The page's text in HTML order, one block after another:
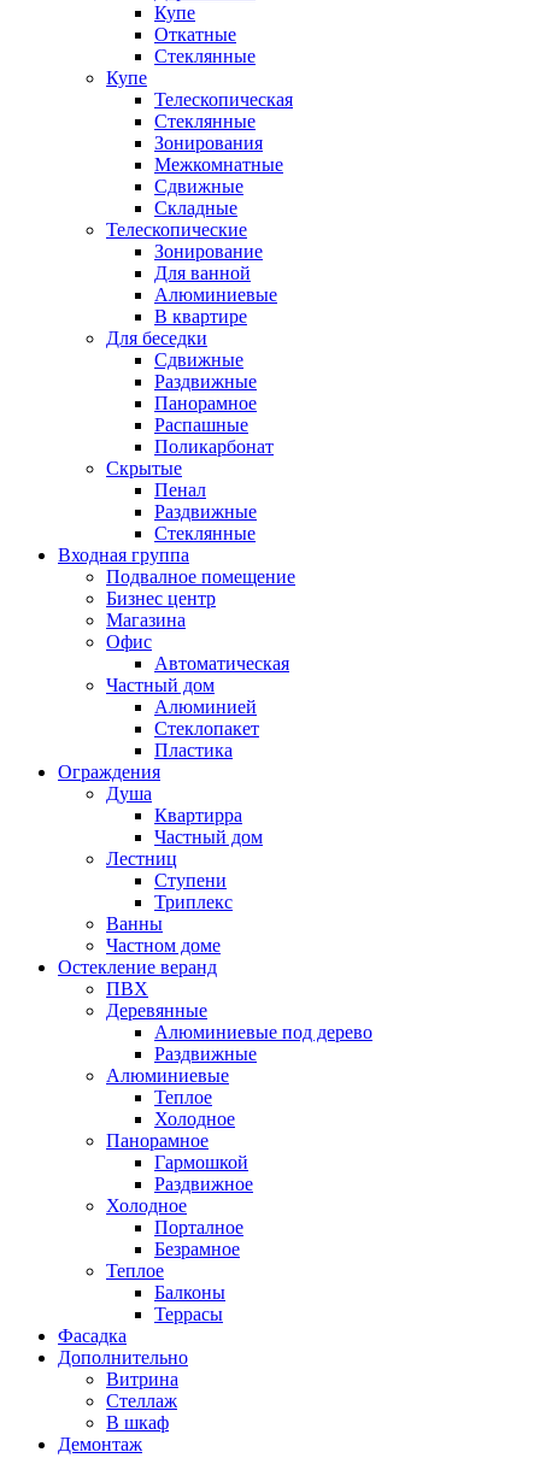
Купе
Откатные
Стеклянные
Купе
Телескопическая
Стеклянные
Зонирования
Межкомнатные
Сдвижные
Складные
Телескопические
Зонирование
Для ванной
Алюминиевые
В квартире
Для беседки
Сдвижные
Раздвижные
Панорамное
Распашные
Поликарбонат
Скрытые
Пенал
Раздвижные
Стеклянные
Входная группа
Подвалное помещение
Бизнес центр
Магазина
Офис
Автоматическая
Частный дом
Алюминией
Стеклопакет
Пластика
Ограждения
Душа
Квартирра
Частный дом
Лестниц
Ступени
Триплекс
Ванны
Частном доме
Остекление веранд
ПВХ
Деревянные
Алюминиевые под дерево
Раздвижные
Алюминиевые
Теплое
Холодное
Панорамное
Гармошкой
Раздвижное
Холодное
Порталное
Безрамное
Теплое
Балконы
Террасы
Фасадка
Дополнительно
Витрина
Стеллаж
В шкаф
Демонтаж